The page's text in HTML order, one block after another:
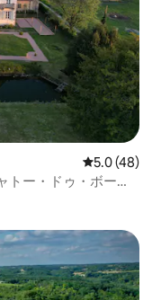
レビュー48
5.0 (48)
トー・ドゥ・ボーポ